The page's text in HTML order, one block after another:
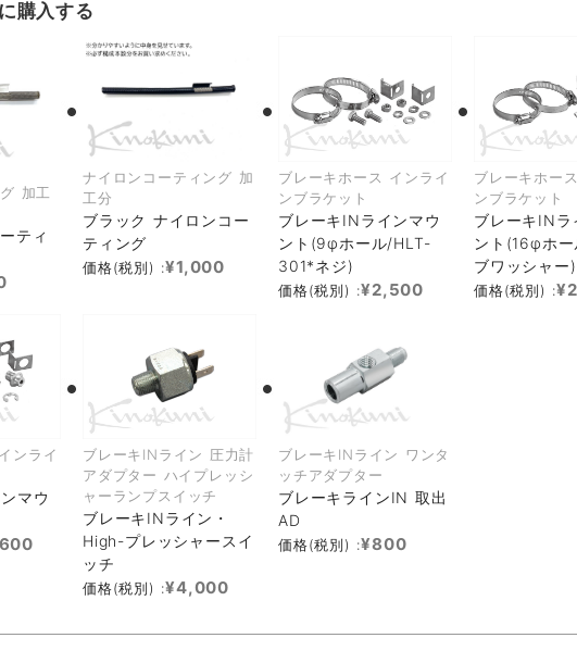
購入する
加工
ティ
ナイロンコーティング 加
工分
ブラック ナイロンコー
ティング
価格(税別) :¥1,000
ブレーキホース インライ
ンブラケット
ブレーキINラインマウ
ント(9φホール/HLT-
301*ネジ)
価格(税別) :¥2,500
ブレーキホー
ンブラケット
ブレーキINラ
ント(16φホ
ブワッシャー)
価格(税別) :
ンライ
マウ
ブレーキINライン 圧力計
アダプター ハイプレッシ
ャーランプスイッチ
ブレーキINライン・
High-プレッシャースイ
ッチ
価格(税別) :¥4,000
ブレーキINライン ワンタ
ッチアダプター
ブレーキラインIN 取出
AD
価格(税別) :¥800